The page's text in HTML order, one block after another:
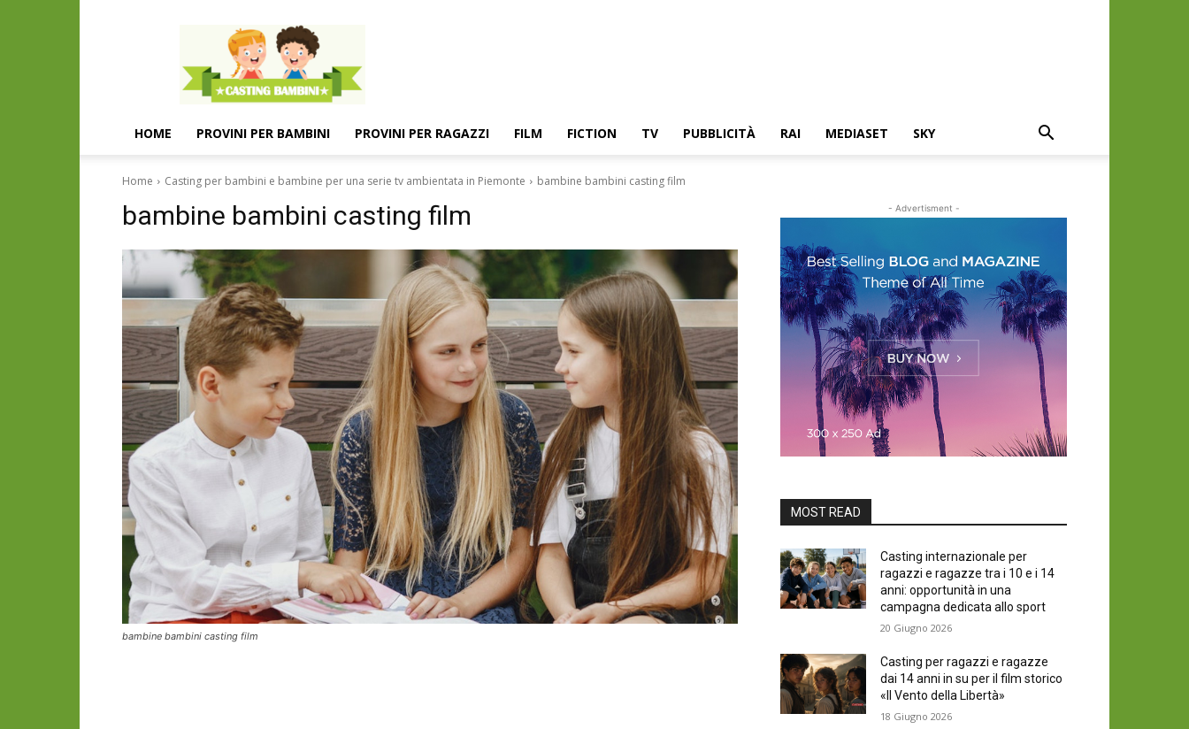
Casting
e
provini
per
bambini
e
HOME PROVINI PER BAMBINI PROVINI PER RAGAZZI FILM FICTION TV PUBBLICITÀ RAI MEDIASET SKY
Home Casting per bambini e bambine per una serie tv ambientata in Piemonte bambine bambini casting film
bambine bambini casting film
bambine bambini casting film
- Advertisment -
MOST READ
Casting internazionale per
ragazzi e ragazze tra i 10 e i 14
anni: opportunità in una
campagna dedicata allo sport
20 Giugno 2026
Casting per ragazzi e ragazze
dai 14 anni in su per il film storico
«Il Vento della Libertà»
18 Giugno 2026